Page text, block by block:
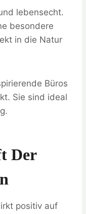
lebensecht.
besondere
in die Natur
Büros
Sie sind ideal
Der
positiv auf